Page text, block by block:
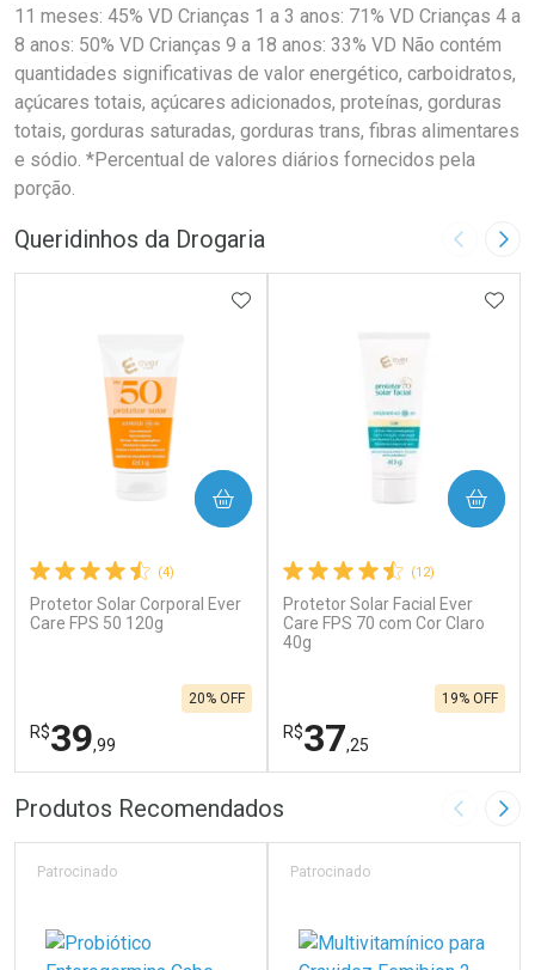
11 meses: 45% VD Crianças 1 a 3 anos: 71% VD Crianças 4 a
8 anos: 50% VD Crianças 9 a 18 anos: 33% VD Não contém
quantidades significativas de valor energético, carboidratos,
açúcares totais, açúcares adicionados, proteínas, gorduras
totais, gorduras saturadas, gorduras trans, fibras alimentares
e sódio. *Percentual de valores diários fornecidos pela
porção.
Queridinhos da Drogaria Imagem
(4)
Protetor Solar Corporal Ever
Care FPS 50 120g
R$39,99
20% OFF
ADICIONAR AOS FAVORITOS
COMPRAR
FECHAR
Laboratório
FECHAR
Por Menos
(12)
Protetor Solar Facial Ever
Care FPS 70 com Cor Claro
40g
R$37,25
19% OFF
COMPRAR
Laboratório
Por Menos
Produtos Recomendados Imagem
Patrocinado Patrocinado